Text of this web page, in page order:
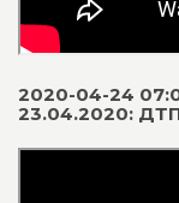
2020-04-24
23.04.2020: